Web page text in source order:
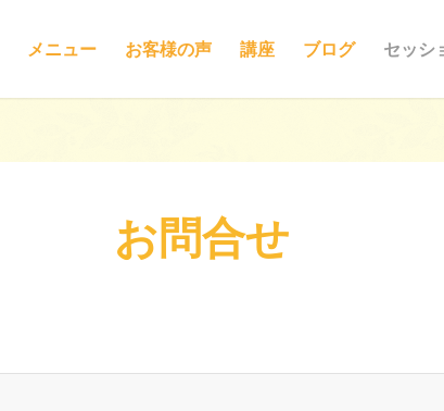
メニュー お客様の声 講座 ブログ セッシ
お問合せ